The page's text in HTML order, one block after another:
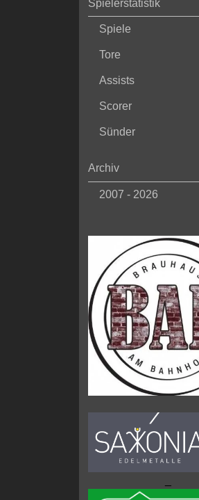
Spielerstatistik
Spiele
Tore
Assists
Scorer
Sünder
Archiv
2007 - 2026